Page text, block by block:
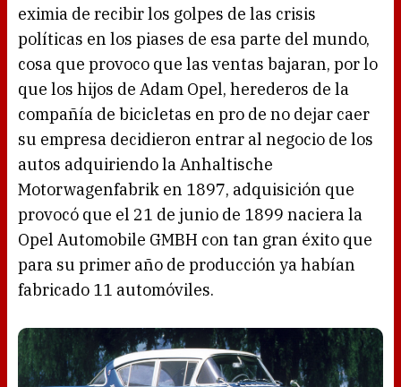
eximia de recibir los golpes de las crisis
políticas en los piases de esa parte del mundo,
cosa que provoco que las ventas bajaran, por lo
que los hijos de Adam Opel, herederos de la
compañía de bicicletas en pro de no dejar caer
su empresa decidieron entrar al negocio de los
autos adquiriendo la Anhaltische
Motorwagenfabrik en 1897, adquisición que
provocó que el 21 de junio de 1899 naciera la
Opel Automobile GMBH con tan gran éxito que
para su primer año de producción ya habían
fabricado 11 automóviles.